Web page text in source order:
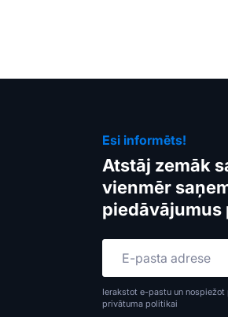
Esi informēts!
Atstāj zemāk
vienmēr
piedāvājumus
Ierakstot e-pastu un
privātuma politikai